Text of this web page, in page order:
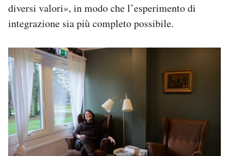
diversi valori», in modo che l’esperimento di
integrazione sia più completo possibile.